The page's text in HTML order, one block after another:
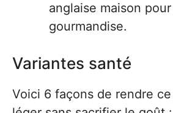
anglaise maison
gourmandise.
Variantes santé
Voici 6 façons de rendre